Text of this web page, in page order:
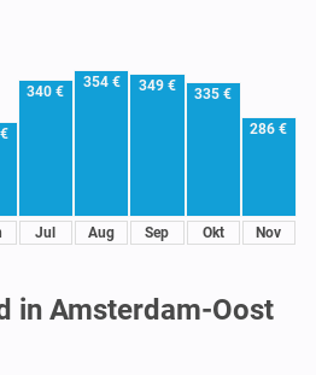
340 €
Jul
354 €
Aug
349 €
Sep
335 €
Okt
286 €
Nov
in Amsterdam-Oost